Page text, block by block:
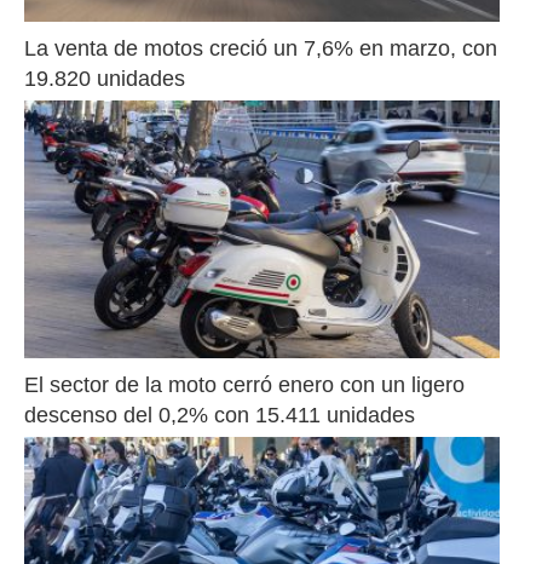
La venta de motos creció un 7,6% en marzo, con
19.820 unidades
El sector de la moto cerró enero con un ligero
descenso del 0,2% con 15.411 unidades